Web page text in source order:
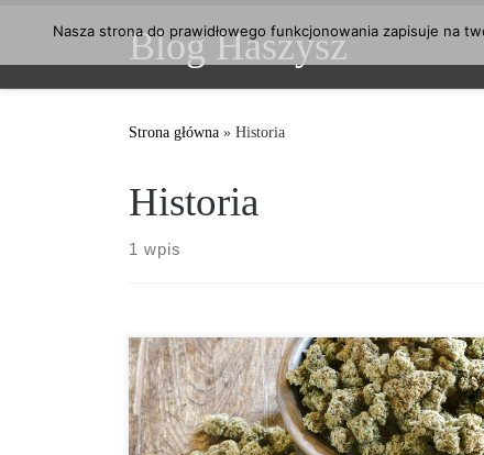
Przejdź do treściBlog Haszysz
Strona główna » Historia
Historia
1 wpis
Znane są nowe wyniki badań na temat użytkowania
marihuany w prehistorycznej Europie. Dwóch
naukowców z Uniwerytetu w Berlinie, Tengwen
i Pavel Tarasov, wraz z kolegami zebrali informacje z
Nasza strona do prawidłowego funkcjonowania zapisuje na